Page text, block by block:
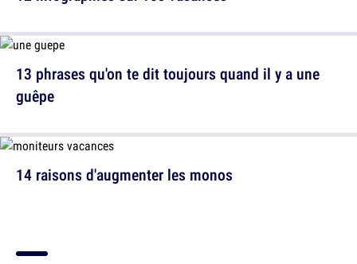
13 phrases qu'on te dit toujours quand il y a une
guêpe
14 raisons d'augmenter les monos